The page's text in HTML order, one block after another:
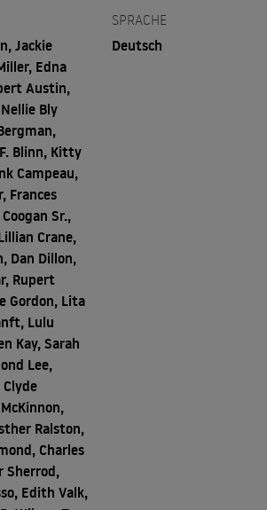
Jackie
Edna
Austin,
Bly
Blinn, Kitty
Campeau,
Frances
Sr.,
Crane,
Dan Dillon,
Rupert
Gordon, Lita
Lulu
Kay, Sarah
Lee,
Ralston,
Charles
Sherrod,
Edith Valk,
SPRACHE
Deutsch